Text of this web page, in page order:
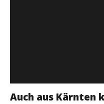
Auch aus Kärnten